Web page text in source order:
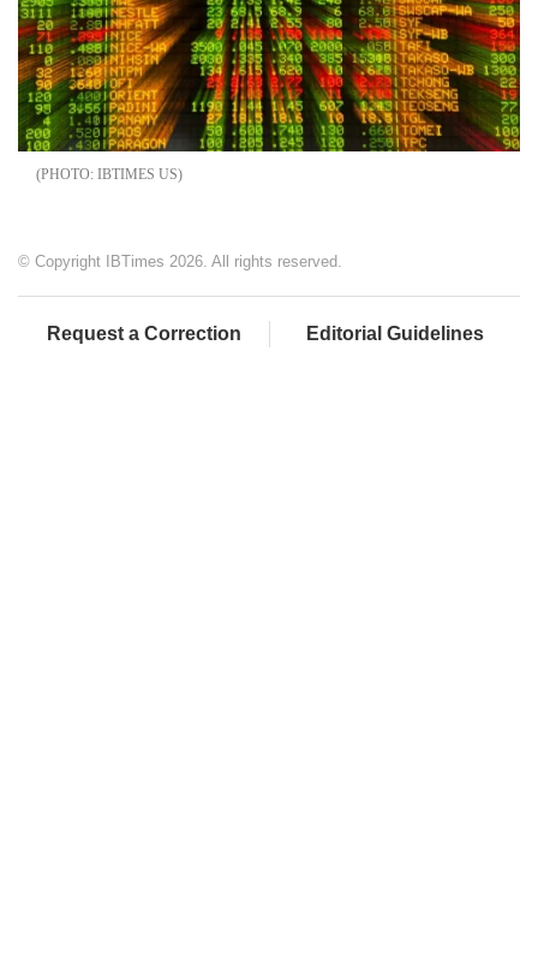
IBTIMES US
© Copyright IBTimes 2026. All rights reserved.
Request a Correction Editorial Guidelines